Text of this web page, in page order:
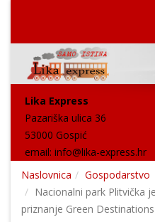
Lika Express
Pazariška ulica 36
53000 Gospić
email: info@lika-express.hr
Naslovnica
Gospodarstvo
Nacionalni park Plitvička
priznanje Green Destinations